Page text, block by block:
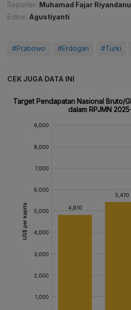
Reporter: Muhamad Fajar Riyandanu
Editor: Agustiyanti
#Prabowo #Erdogan #Turki
CEK JUGA DATA INI